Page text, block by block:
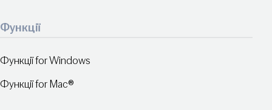
Функції
Функції for Windows
Функції for Mac®